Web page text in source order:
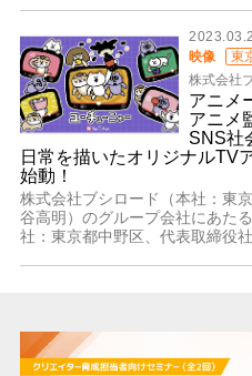
映像
東
株式会社
アニメ
アニメ
SNS社
日常を描いたオリジナルTV
始動！
株式会社ブシロード（本社：東
谷高明）のグループ会社にあた
社：東京都中野区、代表取締役